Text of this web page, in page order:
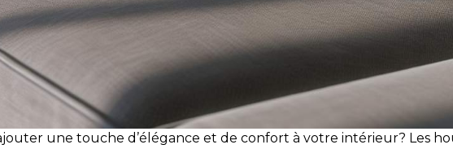
une touche d’élégance et de confort à votre intérieur? Les